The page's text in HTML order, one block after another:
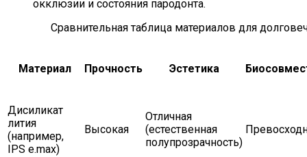
окклюзии и состояния пародонта.
Сравнительная таблица материалов для
Материал Прочность Эстетика
Дисиликат
лития
(например,
IPS e.max)
Высокая
Отличная
(естественная
полупрозрачность)